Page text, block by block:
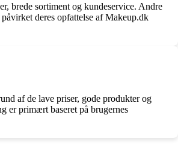
brede sortiment og kundeservice. Andre
deres opfattelse af Makeup.dk
af de lave priser, gode produkter og
er primært baseret på brugernes